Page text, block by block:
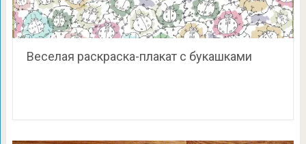
Веселая раскраска-плакат с букашками